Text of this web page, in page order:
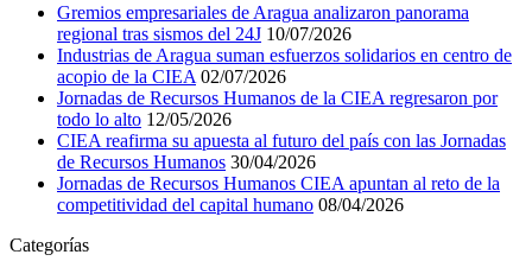
Gremios empresariales de Aragua analizaron panorama
regional tras sismos del 24J 10/07/2026
Industrias de Aragua suman esfuerzos solidarios en centro de
acopio de la CIEA 02/07/2026
Jornadas de Recursos Humanos de la CIEA regresaron por
todo lo alto 12/05/2026
CIEA reafirma su apuesta al futuro del país con las Jornadas
de Recursos Humanos 30/04/2026
Jornadas de Recursos Humanos CIEA apuntan al reto de la
competitividad del capital humano 08/04/2026
Categorías